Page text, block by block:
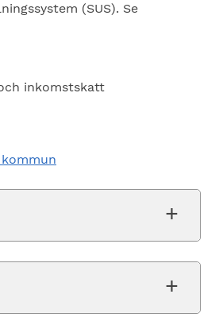
(SUS). Se
inkomstskatt